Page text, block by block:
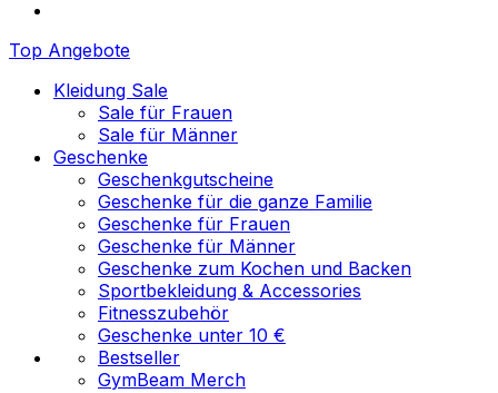
Top Angebote
Kleidung Sale
Sale für Frauen
Sale für Männer
Geschenke
Geschenkgutscheine
Geschenke für die ganze Familie
Geschenke für Frauen
Geschenke für Männer
Geschenke zum Kochen und Backen
Sportbekleidung & Accessories
Fitnesszubehör
Geschenke unter 10 €
Bestseller
GymBeam Merch